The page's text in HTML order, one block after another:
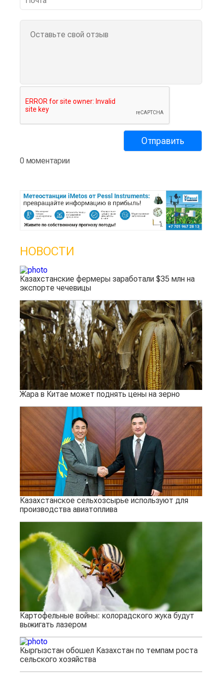
0 моментарии
НОВОСТИ
Казахстанские фермеры заработали $35 млн на
экспорте чечевицы
Жара в Китае может поднять цены на зерно
Казахстанское сельхозсырье используют для
производства авиатоплива
Картофельные войны: колорадского жука будут
выжигать лазером
Кыргызстан обошел Казахстан по темпам роста
сельского хозяйства